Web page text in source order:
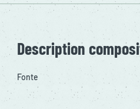
Description
Fonte